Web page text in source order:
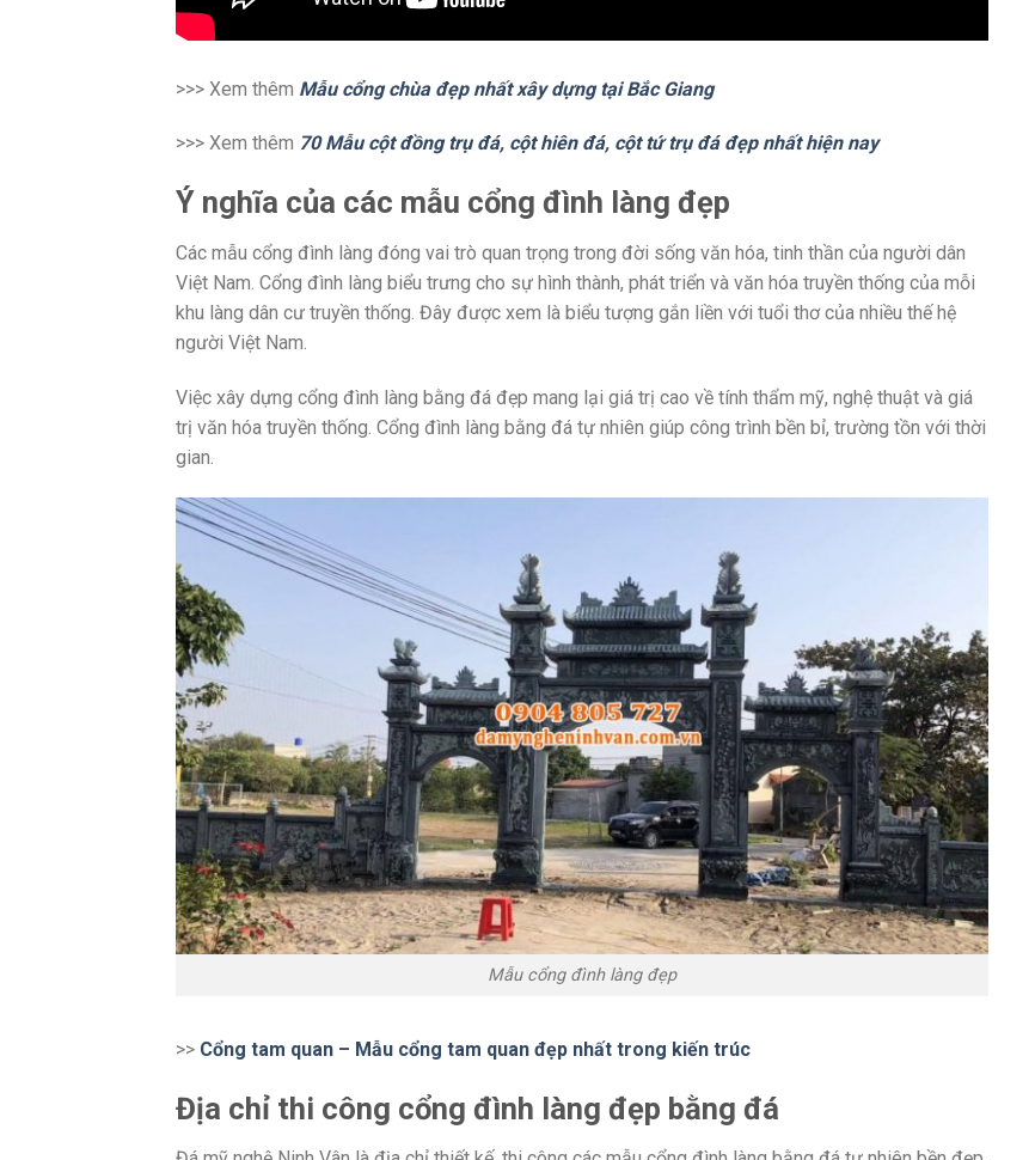
>>> Xem thêm Mẫu cổng chùa đẹp nhất xây dựng tại Bắc Giang
>>> Xem thêm 70 Mẫu cột đồng trụ đá, cột hiên đá, cột tứ trụ đá đẹp nhất hiện nay
Ý nghĩa của các mẫu cổng đình làng đẹp
Các mẫu cổng đình làng đóng vai trò quan trọng trong đời sống văn hóa, tinh thần của người dân
Việt Nam. Cổng đình làng biểu trưng cho sự hình thành, phát triển và văn hóa truyền thống của mỗi
khu làng dân cư truyền thống. Đây được xem là biểu tượng gắn liền với tuổi thơ của nhiều thế hệ
người Việt Nam.
Việc xây dựng cổng đình làng bằng đá đẹp mang lại giá trị cao về tính thẩm mỹ, nghệ thuật và giá
trị văn hóa truyền thống. Cổng đình làng bằng đá tự nhiên giúp công trình bền bỉ, trường tồn với thời
gian.
Mẫu cổng đình làng đẹp
>> Cổng tam quan – Mẫu cổng tam quan đẹp nhất trong kiến trúc
Địa chỉ thi công cổng đình làng đẹp bằng đá